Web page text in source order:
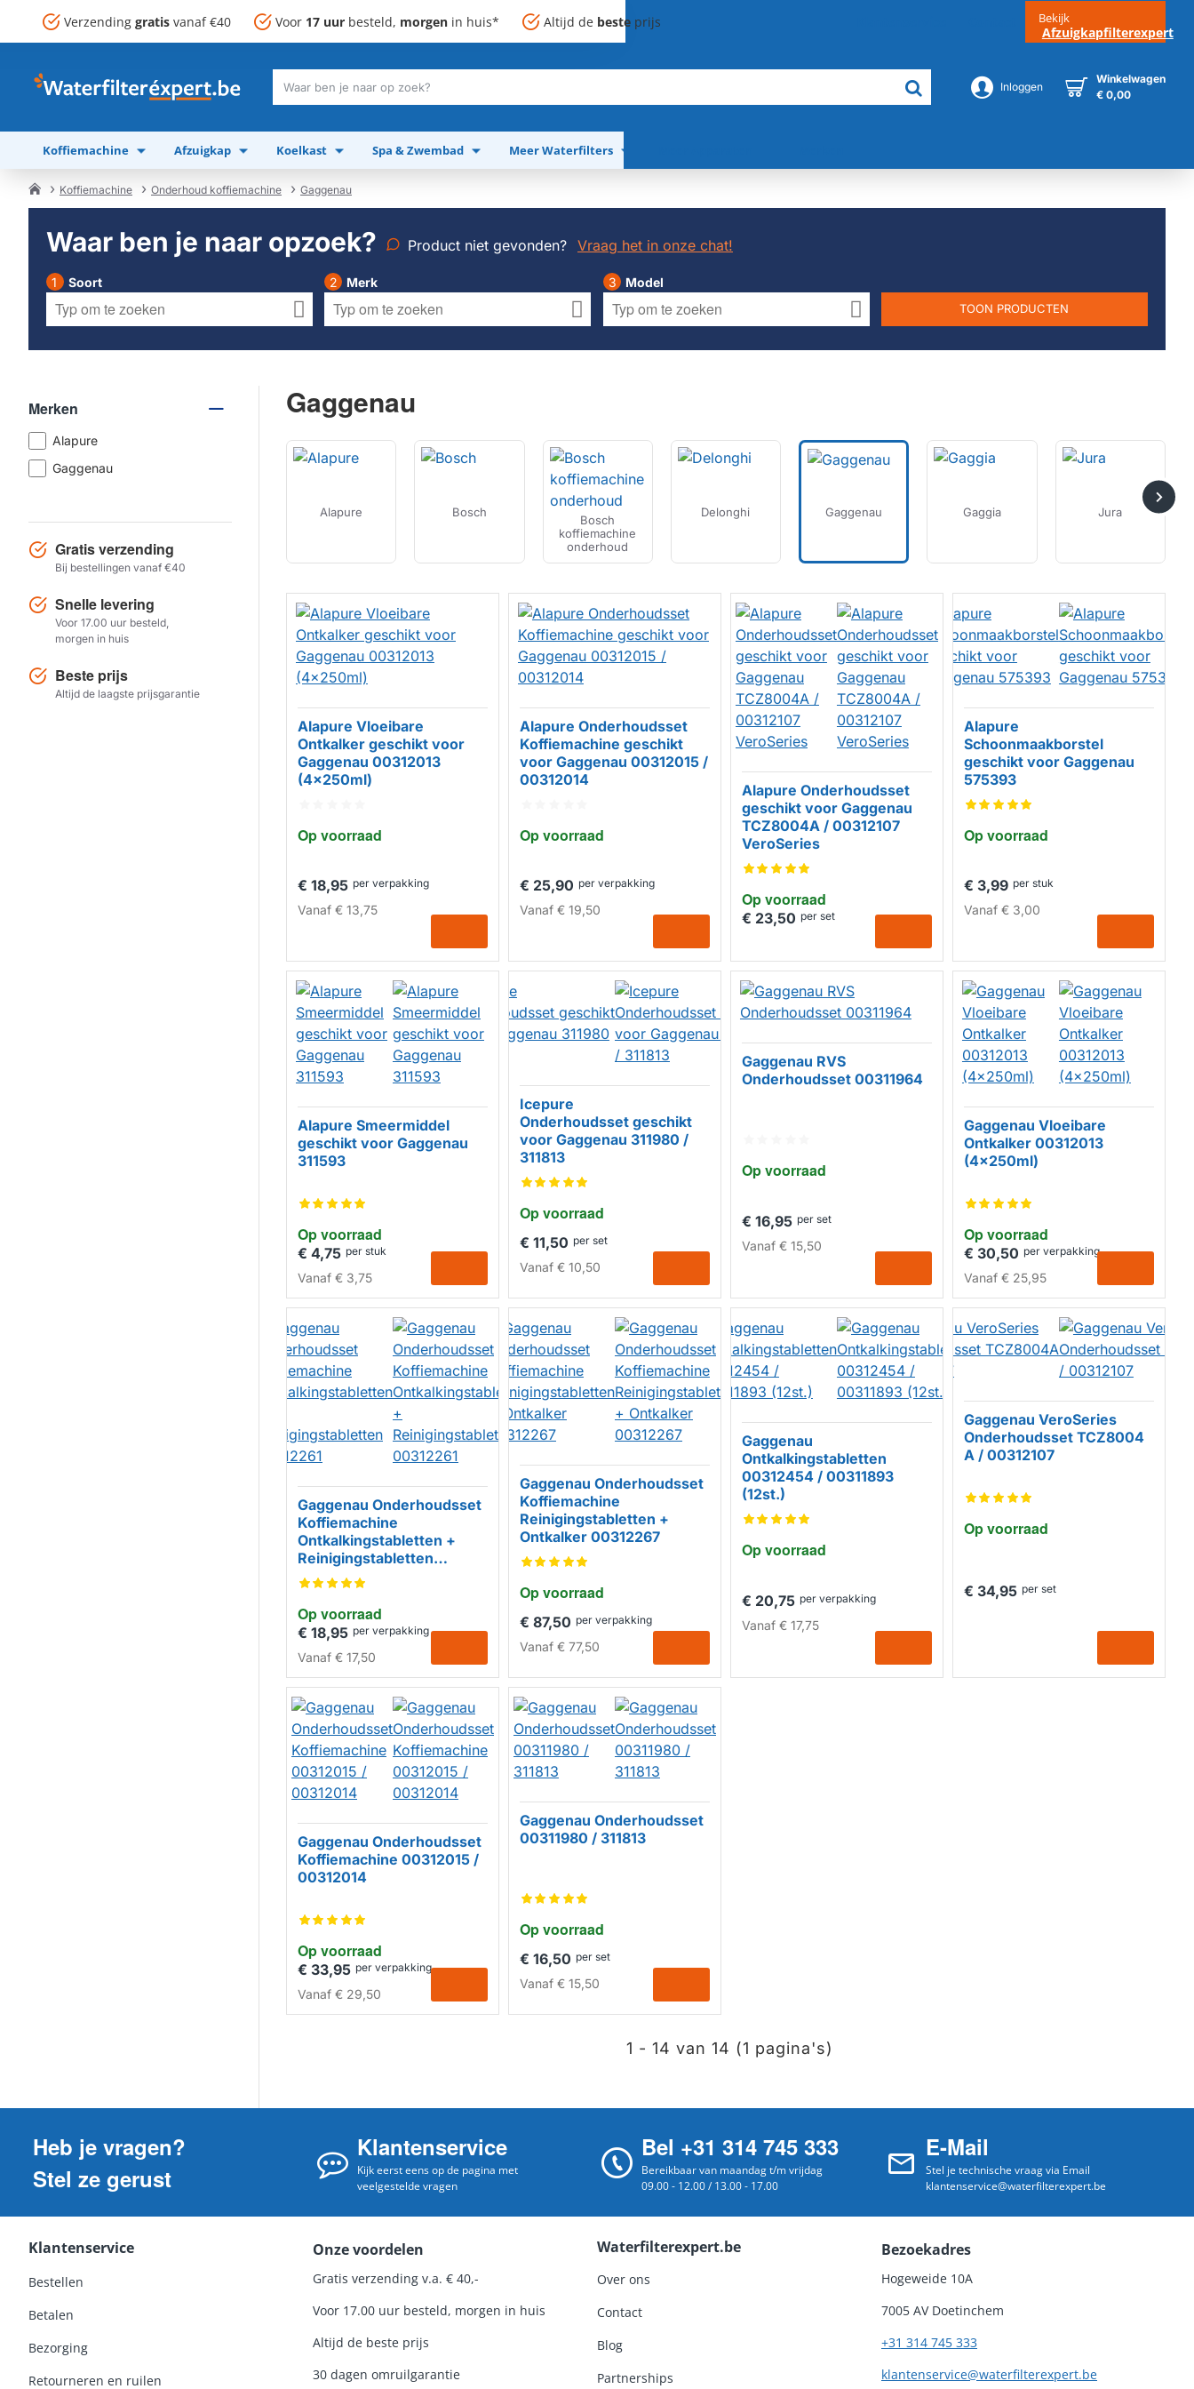
Verzending gratis vanaf €40 Voor 17 uur besteld, morgen in huis* Altijd de beste prijs Bekijk
Afzuigkapfilterexpert
Waar
je
naar
op
zoek?
Inloggen
Winkelwagen
€ 0,00
Koffiemachine Afzuigkap Koelkast Spa & Zwembad Meer Waterfilters
Koffiemachine Onderhoud koffiemachine Gaggenau
Waar ben je naar opzoek? Product niet gevonden? Vraag het in onze chat!
Soort Merk Model
TOON PRODUCTEN
Merken
Alapure
Gaggenau
Gratis verzending
Bij bestellingen vanaf €40
Snelle levering
Voor 17.00 uur besteld,
morgen in huis
Beste prijs
Altijd de laagste prijsgarantie
Gaggenau
Alapure Bosch
Bosch
koffiemachine
onderhoud
Delonghi Gaggenau Gaggia Jura
HUISMERK
Op voorraad
Alapure Vloeibare
Ontkalker geschikt voor
Gaggenau 00312013
(4x250ml)
€ 18,95 per verpakking
Vanaf € 13,75
HUISMERK
Op voorraad
Alapure Onderhoudsset
Koffiemachine geschikt
voor Gaggenau 00312015 /
00312014
€ 25,90 per verpakking
Vanaf€ 19,50 HUISMERK
Op voorraad
Alapure Onderhoudsset
geschikt voor Gaggenau
TCZ8004A / 00312107
VeroSeries
€ 23,50 per set
HUISMERK
Op voorraad
Alapure
Schoonmaakborstel
geschikt voor Gaggenau
575393
€ 3,99 per stuk
Vanaf€ 3,00
HUISMERK
Op voorraad
Alapure Smeermiddel
geschikt voor Gaggenau
311593
€ 4,75 per stuk
Vanaf € 3,75
HUISMERK
Op voorraad
Icepure
Onderhoudsset geschikt
voor Gaggenau 311980 /
311813
€ 11,50 per set
Vanaf€ 10,50
Op voorraad
Gaggenau RVS
Onderhoudsset 00311964
€ 16,95 per set
Vanaf€ 15,50
Op voorraad
Gaggenau Vloeibare
Ontkalker 00312013
(4x250ml)
€ 30,50 per verpakking
Vanaf€ 25,95
Op voorraad
Gaggenau Onderhoudsset
Koffiemachine
Ontkalkingstabletten +
Reinigingstabletten
00312261
€ 18,95 per verpakking
Vanaf € 17,50
Op voorraad
Gaggenau Onderhoudsset
Koffiemachine
Reinigingstabletten +
Ontkalker 00312267
€ 87,50 per verpakking
Vanaf€ 77,50
Op voorraad
Gaggenau
Ontkalkingstabletten
00312454 / 00311893
(12st.)
€ 20,75 per verpakking
Vanaf€ 17,75
Op voorraad
Gaggenau VeroSeries
Onderhoudsset TCZ8004
A / 00312107
€ 34,95 per set
Op voorraad
Gaggenau Onderhoudsset
Koffiemachine 00312015 /
00312014
€ 33,95 per verpakking
Vanaf € 29,50
Op voorraad
Gaggenau Onderhoudsset
00311980 / 311813
€ 16,50 per set
Vanaf€ 15,50
1 - 14 van 14 (1 pagina's)
Heb je vragen?
Stel ze gerust
Klantenservice
Kijk eerst eens op de pagina met
veelgestelde vragen
Bel +31 314 745 333
Bereikbaar van maandag t/m vrijdag
09.00 - 12.00 / 13.00 - 17.00
E-Mail
Stel je technische vraag via Email
klantenservice@waterfilterexpert.be
Klantenservice
Bestellen
Betalen
Bezorging
Retourneren en ruilen
Onze voordelen
Gratis verzending v.a. € 40,-
Voor 17.00 uur besteld, morgen in huis
Altijd de beste prijs
30 dagen omruilgarantie
Waterfilterexpert.be
Over ons
Contact
Blog
Partnerships
Bezoekadres
Hogeweide 10A
7005 AV Doetinchem
+31 314 745 333
klantenservice@waterfilterexpert.be